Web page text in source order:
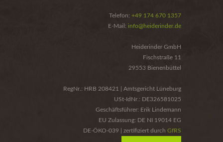
Telefon: +49 174 670 1357
E-Mail: info@heiderinder.de
Heiderinder GmbH
Fischstraße 11
29553 Bienenbüttel
RegNr.: HRB 208421 | Amtsgericht Lüneburg
USt-IdNr.: DE326581025
Geschäftsführer: Erik Lindemann
EU Zulassung: DE NI 19014 EG
DE-ÖKO-039 | zertifiziert durch GfRS